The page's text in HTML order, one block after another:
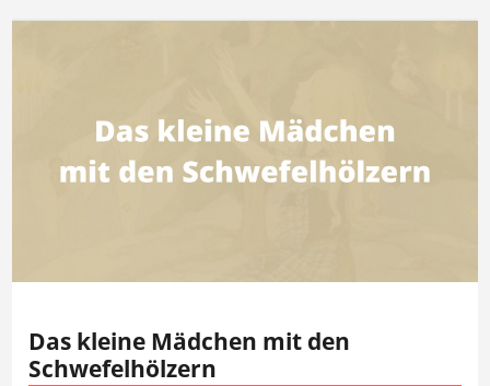
Das kleine Mädchen mit den
Schwefelhölzern